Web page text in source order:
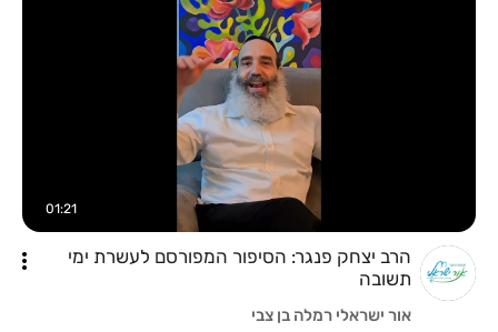
01:21
הרב יצחק פנגר: הסיפור המפורסם לעשרת ימי
תשובה
אור ישראלי רמלה בן צבי